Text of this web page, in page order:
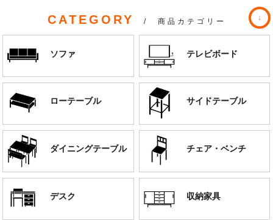
CATEGORY / 商品カテゴリー
ソファ テレビボード
ローテーブル サイドテーブル
ダイニングテーブル チェア・ベンチ
デスク 収納家具